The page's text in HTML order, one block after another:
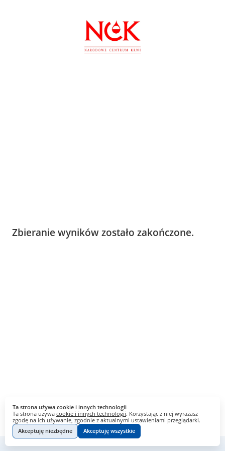
Ta strona używa cookie i innych technologii
Ta strona używa cookie i innych technologii. Korzystając z niej wyrażasz
zgodę na ich używanie, zgodnie z aktualnymi ustawieniami przeglądarki.
Akceptuję niezbędne
Akceptuję wszystkie
Zbieranie wyników zostało zakończone.